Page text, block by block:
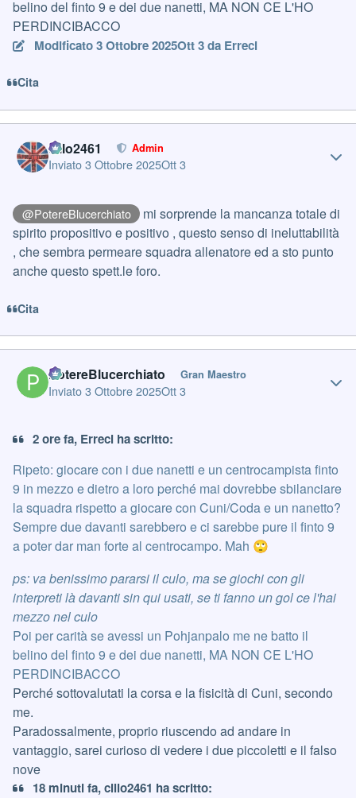
belino del finto 9 e dei due nanetti, MA NON CE L'HO
PERDINCIBACCO
Modificato3 Ottobre 2025Ott 3da Erreci
Cita
cillo2461 Admin
Inviato3 Ottobre 2025Ott 3
@PotereBlucerchiato
mi sorprende la mancanza totale di
spirito propositivo e positivo , questo senso di ineluttabilità
, che sembra permeare squadra allenatore ed a sto punto
anche questo spett.le foro.
Cita
PotereBlucerchiato Gran Maestro
Inviato3 Ottobre 2025Ott 3
2 ore fa, Erreci ha scritto:
Ripeto: giocare con i due nanetti e un centrocampista finto
9 in mezzo e dietro a loro perché mai dovrebbe sbilanciare
la squadra rispetto a giocare con Cuni/Coda e un nanetto?
Sempre due davanti sarebbero e ci sarebbe pure il finto 9
a poter dar man forte al centrocampo. Mah 🙄
ps: va benissimo pararsi il culo, ma se giochi con gli
interpreti là davanti sin qui usati, se ti fanno un gol ce l'hai
mezzo nel culo
Poi per carità se avessi un Pohjanpalo me ne batto il
belino del finto 9 e dei due nanetti, MA NON CE L'HO
PERDINCIBACCO
Perché sottovalutati la corsa e la fisicità di Cuni, secondo
me.
Paradossalmente, proprio riuscendo ad andare in
vantaggio, sarei curioso di vedere i due piccoletti e il falso
nove
18 minuti fa, cillo2461 ha scritto: